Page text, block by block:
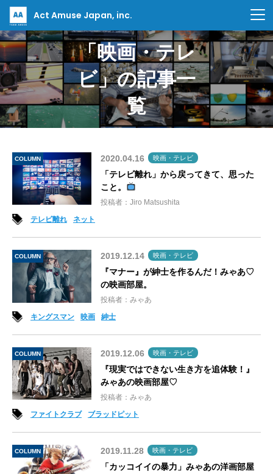
Act Amuse Japan, inc.
「映画・テレ
ビ」の記事一
覧
COLUMN 2020.04.16 映画・テレビ
「テレビ離れ」から戻ってきて、思った
こと。
投稿者：Jiro Matsushita
テレビ離れ
ネット
COLUMN 2019.12.14 映画・テレビ
『マナー』が紳士を作るんだ！みゃあ♡
の映画部屋。
投稿者：みゃあ
キングスマン
映画 紳士
COLUMN 2019.12.06 映画・テレビ
『現実ではできない生き方を追体験！』
みゃあの映画部屋♡
投稿者：みゃあ
ファイトクラブ
ブラッドピット
COLUMN 2019.11.28 映画・テレビ
「カッコイイの暴力」みゃあの洋画部屋